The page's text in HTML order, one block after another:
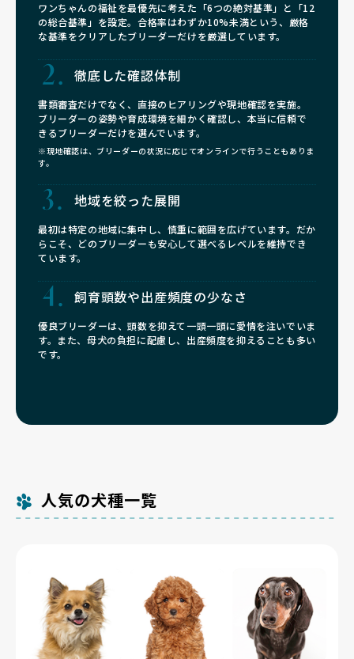
ワンちゃんの福祉を最優先に考えた「6つの絶対基準」と「12
の総合基準」を設定。合格率はわずか10%未満という、厳格
な基準をクリアしたブリーダーだけを厳選しています。
徹底した確認体制
書類審査だけでなく、直接のヒアリングや現地確認を実施。
ブリーダーの姿勢や育成環境を細かく確認し、本当に信頼で
きるブリーダーだけを選んでいます。
※現地確認は、ブリーダーの状況に応じてオンラインで行うこともありま
す。
地域を絞った展開
最初は特定の地域に集中し、慎重に範囲を広げています。だか
らこそ、どのブリーダーも安心して選べるレベルを維持でき
ています。
飼育頭数や出産頻度の少なさ
優良ブリーダーは、頭数を抑えて一頭一頭に愛情を注いでいま
す。また、母犬の負担に配慮し、出産頻度を抑えることも多い
です。
人気の犬種一覧